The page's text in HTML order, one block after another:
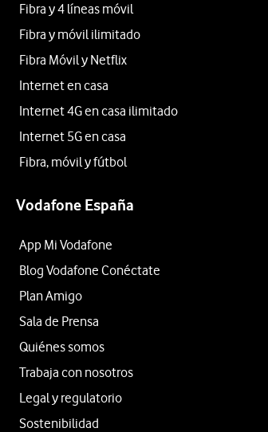
Fibra y 4 líneas móvil
Fibra y móvil ilimitado
Fibra Móvil y Netflix
Internet en casa
Internet 4G en casa ilimitado
Internet 5G en casa
Fibra, móvil y fútbol
Vodafone España
App Mi Vodafone
Blog Vodafone Conéctate
Plan Amigo
Sala de Prensa
Quiénes somos
Trabaja con nosotros
Legal y regulatorio
Sostenibilidad